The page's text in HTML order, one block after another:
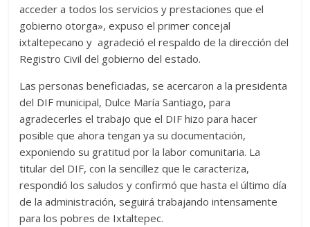
acceder a todos los servicios y prestaciones que el
gobierno otorga», expuso el primer concejal
ixtaltepecano y agradeció el respaldo de la dirección del
Registro Civil del gobierno del estado.
Las personas beneficiadas, se acercaron a la presidenta
del DIF municipal, Dulce María Santiago, para
agradecerles el trabajo que el DIF hizo para hacer
posible que ahora tengan ya su documentación,
exponiendo su gratitud por la labor comunitaria. La
titular del DIF, con la sencillez que le caracteriza,
respondió los saludos y confirmó que hasta el último día
de la administración, seguirá trabajando intensamente
para los pobres de Ixtaltepec.